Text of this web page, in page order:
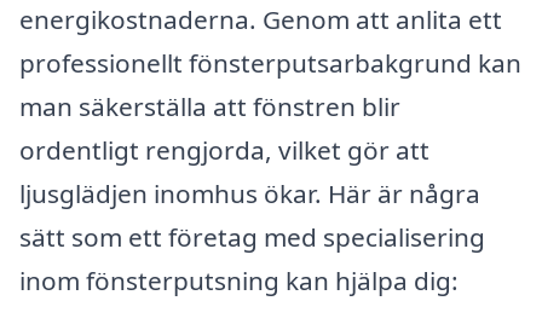
energikostnaderna. Genom att anlita ett
professionellt fönsterputsarbakgrund kan
man säkerställa att fönstren blir
ordentligt rengjorda, vilket gör att
ljusglädjen inomhus ökar. Här är några
sätt som ett företag med specialisering
inom fönsterputsning kan hjälpa dig: